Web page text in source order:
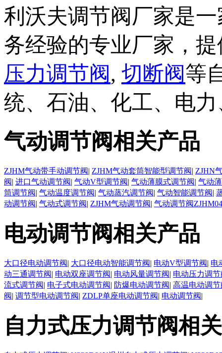
利沃夫调节阀厂家是
务经验的专业厂家，
压力调节阀, 切断阀等
统、石油、化工、电
气动调节阀相关产品
ZJHM气动带手动调节阀| ZJHM气动套筒智能型调节阀| ZJHN
阀| 进口气动调节阀| 气动V型调节阀| 气动薄膜式调节阀| 气动
筒调节阀| 气动温度调节阀| 气动蒸汽调节阀| 气动智能调节阀|
动调节阀| 气动式调节阀| ZJHM气动调节阀| 气动调节阀ZJHM04
电动调节阀相关产品
大口径电动调节阀| 大口径电动智能调节阀| 电动V型调节阀| 电
动三通调节阀| 电动双座调节阀| 电动风量调节阀| 电动压力调节
流式调节阀| 电子式电动调节阀| 防爆电动调节阀| 高温电动调节
阀| 调节型电动调节阀| ZDLP单座电动调节阀| 电动调节阀|
自力式压力调节阀相